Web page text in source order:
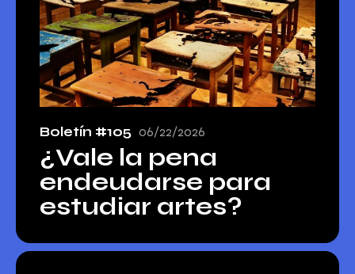
Boletín #105 06/22/2026
¿Vale la pena
endeudarse para
estudiar artes?